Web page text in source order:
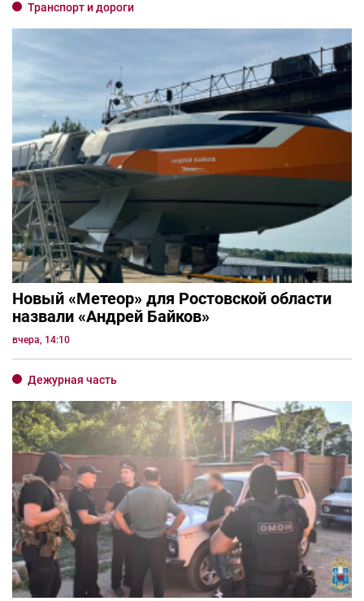
Транспорт и дороги
Новый «Метеор» для Ростовской области
назвали «Андрей Байков»
вчера, 14:10
Дежурная часть